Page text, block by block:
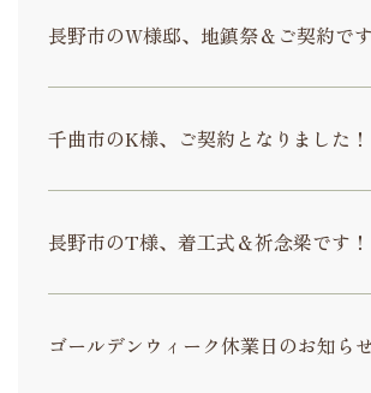
長野市のW様邸、地鎮祭＆ご契約です
千曲市のK様、ご契約となりました！
長野市のT様、着工式＆祈念梁です！
ゴールデンウィーク休業日のお知ら